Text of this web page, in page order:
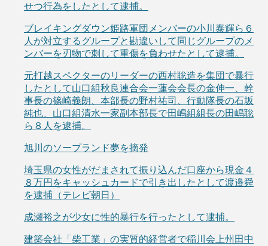
せつ行為をしたとして逮捕。
ブレイキングダウン姫路軍団メンバーの小川泰輝ら６
人が対立するグループと勘違いして同じグループのメ
ンバーを刃物で刺して重傷を負わせたとして逮捕。
元打越スペクターのリーダーの西村聡造を集団で暴行
したとして山口組秋良連合会一蓮会会長の金伸一、幹
事長の篠崎義朗、本部長の野村祐司、行動隊長の石坂
純也、山口組清水一家副本部長で田嶋組組長の田嶋聡
ら８人を逮捕。
旭川のソープランド夢を摘発
埼玉県の女性がだまされて振り込んだ口座から現金４
８万円をキャッシュカードで引き出したとして渡邉舜
を逮捕（テレビ朝日）
成瀬裕之が少女に性的暴行を行ったとして逮捕。
建築会社「柴工業」の実質的経営者で稲川会上州田中